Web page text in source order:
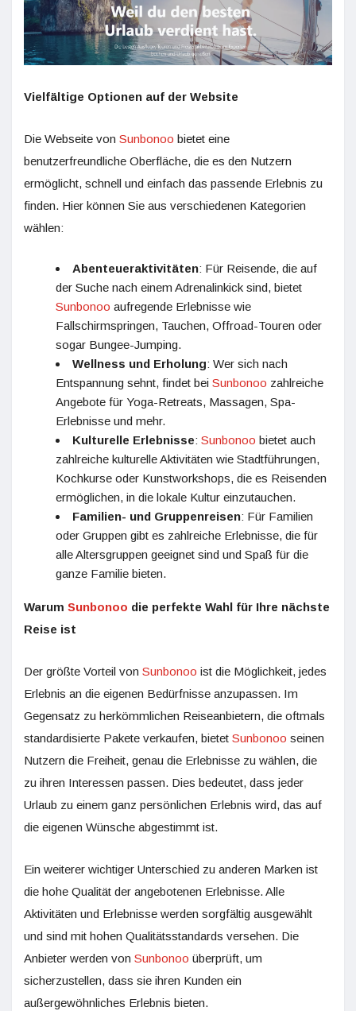
Vielfältige Optionen auf der Website
Die Webseite von Sunbonoo bietet eine
benutzerfreundliche Oberfläche, die es den Nutzern
ermöglicht, schnell und einfach das passende Erlebnis zu
finden. Hier können Sie aus verschiedenen Kategorien
wählen:
Abenteueraktivitäten: Für Reisende, die auf
der Suche nach einem Adrenalinkick sind, bietet
Sunbonoo aufregende Erlebnisse wie
Fallschirmspringen, Tauchen, Offroad-Touren oder
sogar Bungee-Jumping.
Wellness und Erholung: Wer sich nach
Entspannung sehnt, findet bei Sunbonoo zahlreiche
Angebote für Yoga-Retreats, Massagen, Spa-
Erlebnisse und mehr.
Kulturelle Erlebnisse: Sunbonoo bietet auch
zahlreiche kulturelle Aktivitäten wie Stadtführungen,
Kochkurse oder Kunstworkshops, die es Reisenden
ermöglichen, in die lokale Kultur einzutauchen.
Familien- und Gruppenreisen: Für Familien
oder Gruppen gibt es zahlreiche Erlebnisse, die für
alle Altersgruppen geeignet sind und Spaß für die
ganze Familie bieten.
Warum Sunbonoo die perfekte Wahl für Ihre nächste
Reise ist
Der größte Vorteil von Sunbonoo ist die Möglichkeit, jedes
Erlebnis an die eigenen Bedürfnisse anzupassen. Im
Gegensatz zu herkömmlichen Reiseanbietern, die oftmals
standardisierte Pakete verkaufen, bietet Sunbonoo seinen
Nutzern die Freiheit, genau die Erlebnisse zu wählen, die
zu ihren Interessen passen. Dies bedeutet, dass jeder
Urlaub zu einem ganz persönlichen Erlebnis wird, das auf
die eigenen Wünsche abgestimmt ist.
Ein weiterer wichtiger Unterschied zu anderen Marken ist
die hohe Qualität der angebotenen Erlebnisse. Alle
Aktivitäten und Erlebnisse werden sorgfältig ausgewählt
und sind mit hohen Qualitätsstandards versehen. Die
Anbieter werden von Sunbonoo überprüft, um
sicherzustellen, dass sie ihren Kunden ein
außergewöhnliches Erlebnis bieten.